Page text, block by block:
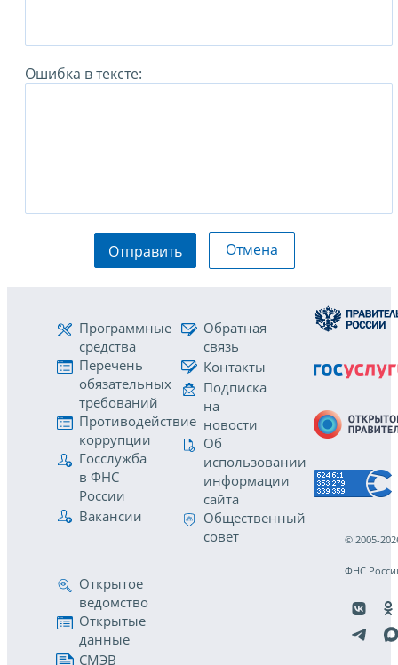
Ошибка в тексте:
Отправить Отмена
Программные
средства
Перечень
обязательных
требований
Противодействие
коррупции
Госслужба
в ФНС
России
Вакансии
Обратная
связь
Контакты
Подписка
на
новости
Об
использовании
информации
сайта
Общественный
совет
Открытое
ведомство
Открытые
данные
СМЭВ
© 2005-
ФНС